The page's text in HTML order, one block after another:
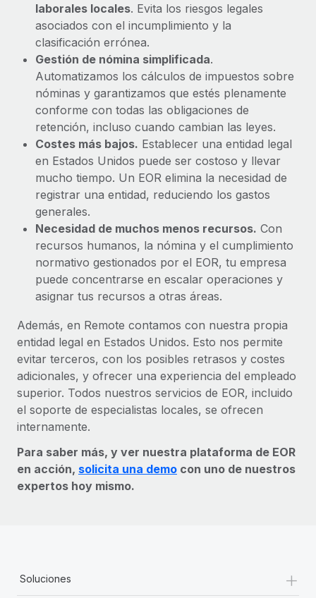
laborales locales. Evita los riesgos legales
asociados con el incumplimiento y la
clasificación errónea.
Gestión de nómina simplificada.
Automatizamos los cálculos de impuestos sobre
nóminas y garantizamos que estés plenamente
conforme con todas las obligaciones de
retención, incluso cuando cambian las leyes.
Costes más bajos. Establecer una entidad legal
en Estados Unidos puede ser costoso y llevar
mucho tiempo. Un EOR elimina la necesidad de
registrar una entidad, reduciendo los gastos
generales.
Necesidad de muchos menos recursos. Con
recursos humanos, la nómina y el cumplimiento
normativo gestionados por el EOR, tu empresa
puede concentrarse en escalar operaciones y
asignar tus recursos a otras áreas.
Además, en Remote contamos con nuestra propia
entidad legal en Estados Unidos. Esto nos permite
evitar terceros, con los posibles retrasos y costes
adicionales, y ofrecer una experiencia del empleado
superior. Todos nuestros servicios de EOR, incluido
el soporte de especialistas locales, se ofrecen
internamente.
Para saber más, y ver nuestra plataforma de EOR
en acción, solicita una demo con uno de nuestros
expertos hoy mismo.
Soluciones +